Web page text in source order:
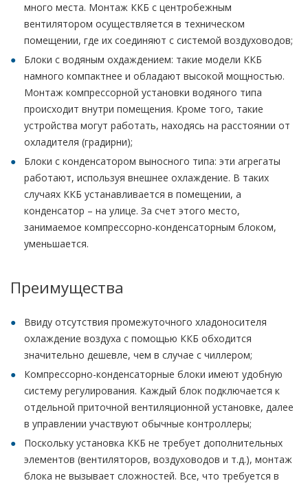
много места. Монтаж ККБ с центробежным
вентилятором осуществляется в техническом
помещении, где их соединяют с системой воздуховодов;
Блоки с водяным охдаждением: такие модели ККБ
намного компактнее и обладают высокой мощностью.
Монтаж компрессорной установки водяного типа
происходит внутри помещения. Кроме того, такие
устройства могут работать, находясь на расстоянии от
охладителя (градирни);
Блоки с конденсатором выносного типа: эти агрегаты
работают, используя внешнее охлаждение. В таких
случаях ККБ устанавливается в помещении, а
конденсатор – на улице. За счет этого место,
занимаемое компрессорно-конденсаторным блоком,
уменьшается.
Преимущества
Ввиду отсутствия промежуточного хладоносителя
охлаждение воздуха с помощью ККБ обходится
значительно дешевле, чем в случае с чиллером;
Компрессорно-конденсаторные блоки имеют удобную
систему регулирования. Каждый блок подключается к
отдельной приточной вентиляционной установке, далее
в управлении участвуют обычные контроллеры;
Поскольку установка ККБ не требует дополнительных
элементов (вентиляторов, воздуховодов и т.д.), монтаж
блока не вызывает сложностей. Все, что требуется в